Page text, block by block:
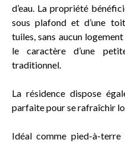
d’eau. La propriété
sous plafond et d’une
tuiles, sans aucun
le caractère d’une
traditionnel.
La résidence dispose
parfaite pour se rafraîchir
Idéal comme pied-à-terre